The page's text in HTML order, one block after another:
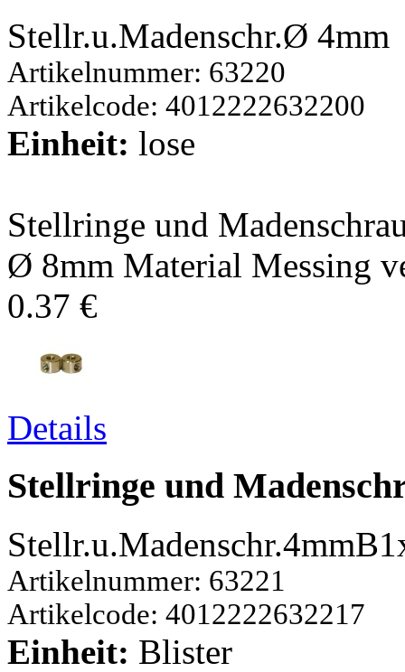
Stellr.u.Madenschr.Ø 4mm
Artikelnummer: 63220
Artikelcode: 4012222632200
Einheit: lose
Stellringe und
Ø 8mm Material Messing
0.37 €
Details
Stellringe und
Artikelnummer: 63221
Artikelcode: 4012222632217
Einheit: Blister